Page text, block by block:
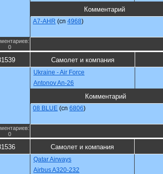
Комментарий
A7-AHR (cn 4968)
0
Самолет и компания
Ukraine - Air Force
Antonov An-26
Комментарий
08 BLUE (cn 6806)
0
Самолет и компания
Qatar Airways
Airbus A320-232